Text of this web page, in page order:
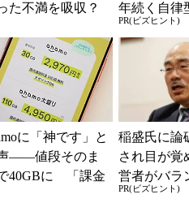
た不満を吸収？
銀行」として最
年続く自律
共通する「3
素」
PR(ビズヒント)
に「神です」と
――値段そのま
40GBに 「課金
稲盛氏に論
され目が覚
営者がバラ
き2つの背反
PR(ビズヒント)